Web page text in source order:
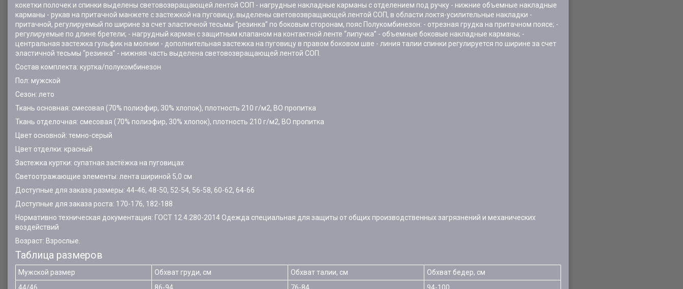
кокетки полочек и спинки выделены световозвращающей лентой СОП - нагрудные накладные карманы с отделением под ручку - нижние объемные накладные
карманы - рукав на притачной манжете с застежкой на пуговицу, выделены световозвращающей лентой СОП, в области локтя-усилительные накладки -
притачной, регулируемый по ширине за счет эластичной тесьмы “резинка” по боковым сторонам, пояс Полукомбинезон: - отрезная грудка на притачном поясе; -
регулируемые по длине бретели; - нагрудный карман с защитным клапаном на контактной ленте “липучка” - объемные боковые накладные карманы; -
центральная застежка гульфик на молнии - дополнительная застежка на пуговицу в правом боковом шве - линия талии спинки регулируется по ширине за счет
эластичной тесьмы “резинка” - нижняя часть выделена световозвращающей лентой СОП.
Состав комплекта: куртка/полукомбинезон
Пол: мужской
Сезон: лето
Ткань основная: смесовая (70% полиэфир, 30% хлопок), плотность 210 г/м2, ВО пропитка
Ткань отделочная: смесовая (70% полиэфир, 30% хлопок), плотность 210 г/м2, ВО пропитка
Цвет основной: темно-серый
Цвет отделки: красный
Застежка куртки: супатная застёжка на пуговицах
Светоотражающие элементы: лента шириной 5,0 см
Доступные для заказа размеры: 44-46, 48-50, 52-54, 56-58, 60-62, 64-66
Доступные для заказа роста: 170-176, 182-188
Нормативно техническая документация: ГОСТ 12.4.280-2014 Одежда специальная для защиты от общих производственных загрязнений и механических
воздействий
Возраст: Взрослые.
Таблица размеров
Мужской размер Обхват груди, см Обхват талии, см
Обхват бедер, см